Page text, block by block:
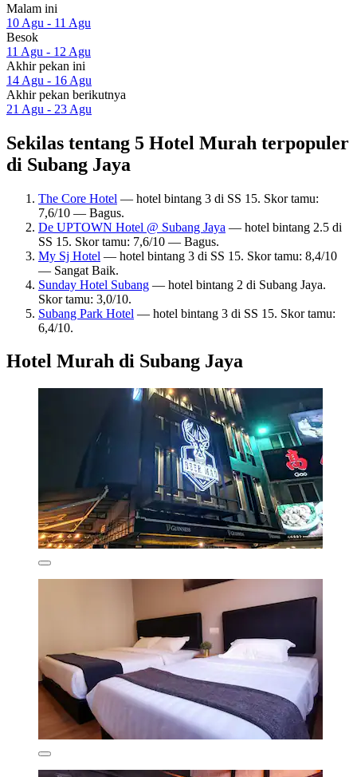
Malam ini
10 Agu - 11 Agu
Besok
11 Agu - 12 Agu
Akhir pekan ini
14 Agu - 16 Agu
Akhir pekan berikutnya
21 Agu - 23 Agu
Sekilas tentang 5 Hotel Murah terpopuler
di Subang Jaya
The Core Hotel — hotel bintang 3 di SS 15. Skor tamu:
7,6/10 — Bagus.
De UPTOWN Hotel @ Subang Jaya — hotel bintang 2.5 di
SS 15. Skor tamu: 7,6/10 — Bagus.
My Sj Hotel — hotel bintang 3 di SS 15. Skor tamu: 8,4/10
— Sangat Baik.
Sunday Hotel Subang — hotel bintang 2 di Subang Jaya.
Skor tamu: 3,0/10.
Subang Park Hotel — hotel bintang 3 di SS 15. Skor tamu:
6,4/10.
Hotel Murah di Subang Jaya